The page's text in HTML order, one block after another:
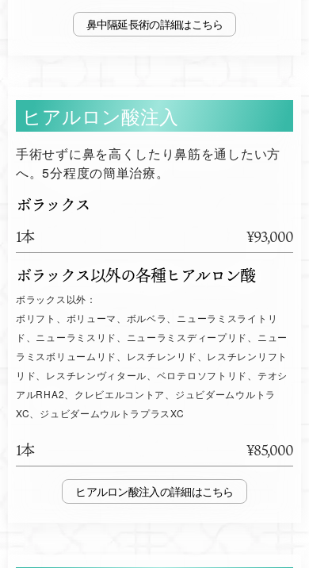
鼻中隔延長術
ヒアルロン酸注入
手術せずに鼻を高くしたり鼻筋を通したい方
へ。5分程度の簡単治療。
ボラックス
1本 ¥93,000
ボラックス以外の各種ヒアルロン酸
ボラックス以外：
ボリフト、ボリューマ、ボルベラ、ニューラミスライトリ
ド、ニューラミスリド、ニューラミスディープリド、ニュー
ラミスボリュームリド、レスチレンリド、レスチレンリフト
リド、レスチレンヴィタール、ベロテロソフトリド、テオシ
アルRHA2、クレビエルコントア、ジュビダームウルトラ
XC、ジュビダームウルトラプラスXC
1本 ¥85,000
ヒアルロン酸注入